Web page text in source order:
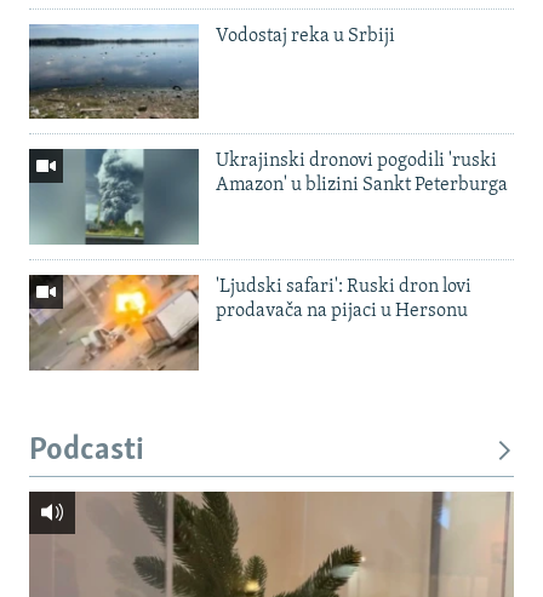
Vodostaj reka u Srbiji
Ukrajinski dronovi pogodili 'ruski
Amazon' u blizini Sankt Peterburga
'Ljudski safari': Ruski dron lovi
prodavača na pijaci u Hersonu
Podcasti